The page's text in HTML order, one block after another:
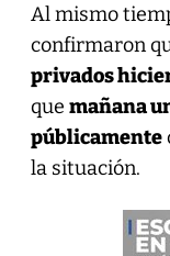
Al mismo
confirmaron
privados
que mañana
públicamente
la situación.